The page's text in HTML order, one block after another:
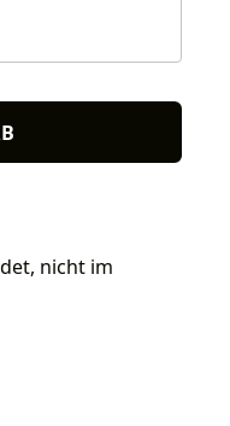
nicht im